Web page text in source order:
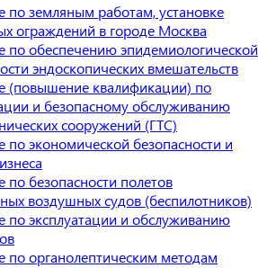
по земляным работам, установке
ограждений в городе Москва
по обеспечению эпидемиологической
эндоскопических вмешательств
(повышение квалификации) по
и безопасному обслуживанию
сооружений (ГТС)
по экономической безопасности и
по безопасности полетов
воздушных судов (беспилотников)
по эксплуатации и обслуживанию
по органолептическим методам